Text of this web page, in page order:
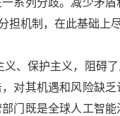
系列分歧。减少矛
机制，在此基础上
保护主义，阻碍
对其机遇和风险缺
门既是全球人工智